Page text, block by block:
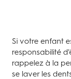
Si votre enfant
responsabilité
rappelez à la
se laver les